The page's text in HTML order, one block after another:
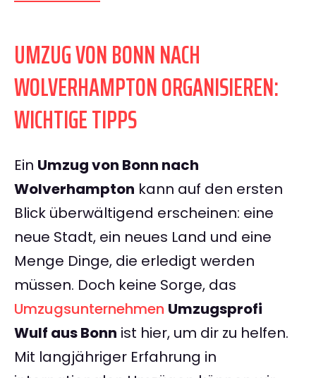
UMZUG VON BONN NACH
WOLVERHAMPTON ORGANISIEREN:
WICHTIGE TIPPS
Ein Umzug von Bonn nach
Wolverhampton kann auf den ersten
Blick überwältigend erscheinen: eine
neue Stadt, ein neues Land und eine
Menge Dinge, die erledigt werden
müssen. Doch keine Sorge, das
Umzugsunternehmen Umzugsprofi
Wulf aus Bonn ist hier, um dir zu helfen.
Mit langjähriger Erfahrung in